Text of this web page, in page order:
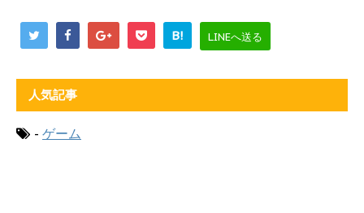
B! LINEへ送る
人気記事
- ゲーム